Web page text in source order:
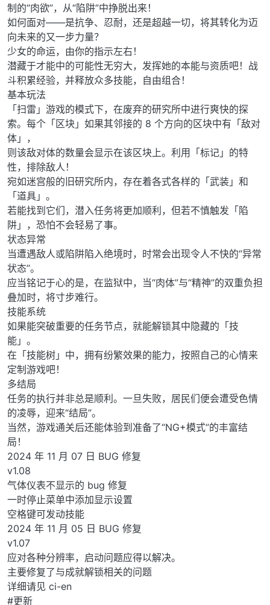
制的“肉欲”，从“陷阱”中挣脱出来！
如何面对——是抗争、忍耐，还是超越一切，将其转化为迈
向未来的又一步力量？
少女的命运，由你的指示左右！
潜藏于才能中的可能性无穷大，发挥她的本能与资质吧！战
斗积累经验，并释放众多技能，自由组合！
基本玩法
「扫雷」游戏的模式下，在废弃的研究所中进行爽快的探
索。每个「区块」如果其邻接的 8 个方向的区块中有「敌对
体」，
则该敌对体的数量会显示在该区块上。利用「标记」的特
性，排除敌人！
宛如迷宫般的旧研究所内，存在着各式各样的「武装」和
「道具」。
若能找到它们，潜入任务将更加顺利，但若不慎触发「陷
阱」，恐怕不会轻易了事。
状态异常
当遭遇敌人或陷阱陷入绝境时，时常会出现令人不快的“异常
状态”。
应当铭记于心的是，在监狱中，当“肉体”与“精神”的双重负担
叠加时，将寸步难行。
技能系统
如果能突破重要的任务节点，就能解锁其中隐藏的「技
能」。
在「技能树」中，拥有纷繁效果的能力，按照自己的心情来
定制游戏吧！
多结局
任务的执行并非总是顺利。一旦失败，居民们便会遭受色情
的凌辱，迎来“结局”。
当然，游戏通关后还能体验到准备了“NG+模式”的丰富结
局！
2024 年 11 月 07 日 BUG 修复
v1.08
气体仪表不显示的 bug 修复
一时停止菜单中添加显示设置
空格键可发动技能
2024 年 11 月 05 日 BUG 修复
v1.07
应对各种分辨率，启动问题应得以解决。
主要修复了与成就解锁相关的问题
详细请见 ci-en
#更新